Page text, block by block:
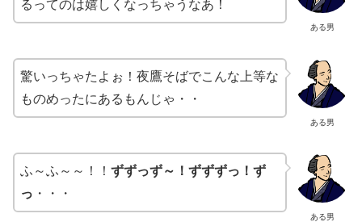
ある男
るってのは嬉しくなっちゃうなあ！
ある男
驚いっちゃたよぉ！夜鷹そばでこんな上等な
ものめったにあるもんじゃ・・
ある男
ふ～ふ～～！！ ずずっず～！ずずずっ！ず
っ ・・・